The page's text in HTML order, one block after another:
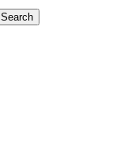
Search